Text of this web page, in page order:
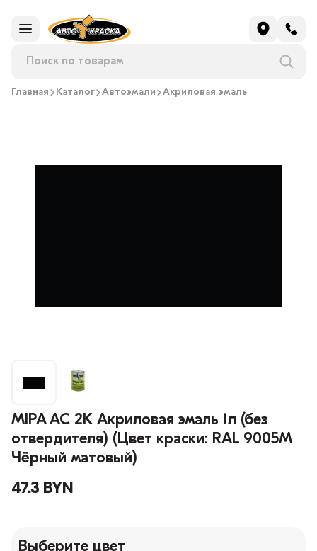
Главная Каталог Автоэмали Акриловая эмаль
MIPA AC 2K Акриловая эмаль 1л (без
отвердителя) (Цвет краски: RAL 9005M
Чёрный матовый)
47.3 BYN
Выберите цвет